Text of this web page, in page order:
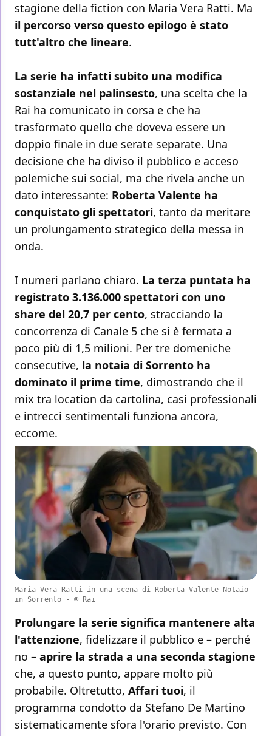
stagione della fiction con Maria Vera Ratti. Ma
il percorso verso questo epilogo è stato
tutt'altro che lineare.
La serie ha infatti subito una modifica
sostanziale nel palinsesto, una scelta che la
Rai ha comunicato in corsa e che ha
trasformato quello che doveva essere un
doppio finale in due serate separate. Una
decisione che ha diviso il pubblico e acceso
polemiche sui social, ma che rivela anche un
dato interessante: Roberta Valente ha
conquistato gli spettatori, tanto da meritare
un prolungamento strategico della messa in
onda.
I numeri parlano chiaro. La terza puntata ha
registrato 3.136.000 spettatori con uno
share del 20,7 per cento, stracciando la
concorrenza di Canale 5 che si è fermata a
poco più di 1,5 milioni. Per tre domeniche
consecutive, la notaia di Sorrento ha
dominato il prime time, dimostrando che il
mix tra location da cartolina, casi professionali
e intrecci sentimentali funziona ancora,
eccome.
Maria Vera Ratti in una scena di Roberta Valente Notaio
in Sorrento - © Rai
Prolungare la serie significa mantenere alta
l'attenzione, fidelizzare il pubblico e – perché
no – aprire la strada a una seconda stagione
che, a questo punto, appare molto più
probabile. Oltretutto, Affari tuoi, il
programma condotto da Stefano De Martino
sistematicamente sfora l'orario previsto. Con